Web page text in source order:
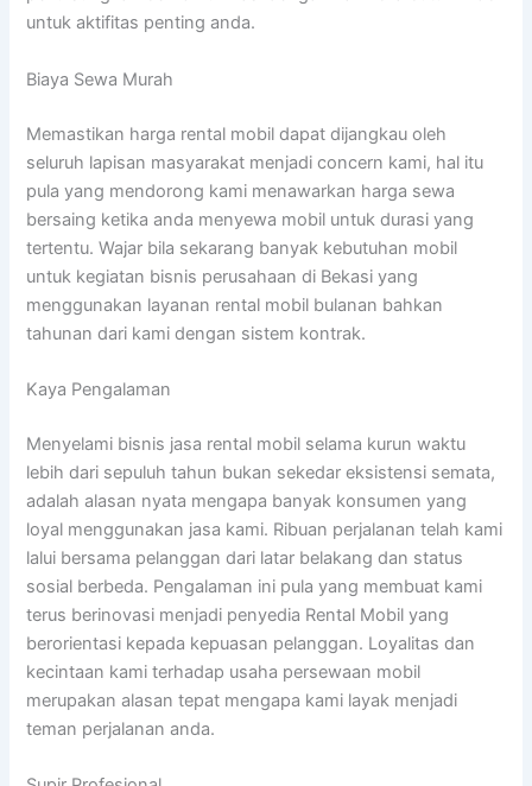
untuk aktifitas penting anda.
Biaya Sewa Murah
Memastikan harga rental mobil dapat dijangkau oleh
seluruh lapisan masyarakat menjadi concern kami, hal itu
pula yang mendorong kami menawarkan harga sewa
bersaing ketika anda menyewa mobil untuk durasi yang
tertentu. Wajar bila sekarang banyak kebutuhan mobil
untuk kegiatan bisnis perusahaan di Bekasi yang
menggunakan layanan rental mobil bulanan bahkan
tahunan dari kami dengan sistem kontrak.
Kaya Pengalaman
Menyelami bisnis jasa rental mobil selama kurun waktu
lebih dari sepuluh tahun bukan sekedar eksistensi semata,
adalah alasan nyata mengapa banyak konsumen yang
loyal menggunakan jasa kami. Ribuan perjalanan telah kami
lalui bersama pelanggan dari latar belakang dan status
sosial berbeda. Pengalaman ini pula yang membuat kami
terus berinovasi menjadi penyedia Rental Mobil yang
berorientasi kepada kepuasan pelanggan. Loyalitas dan
kecintaan kami terhadap usaha persewaan mobil
merupakan alasan tepat mengapa kami layak menjadi
teman perjalanan anda.